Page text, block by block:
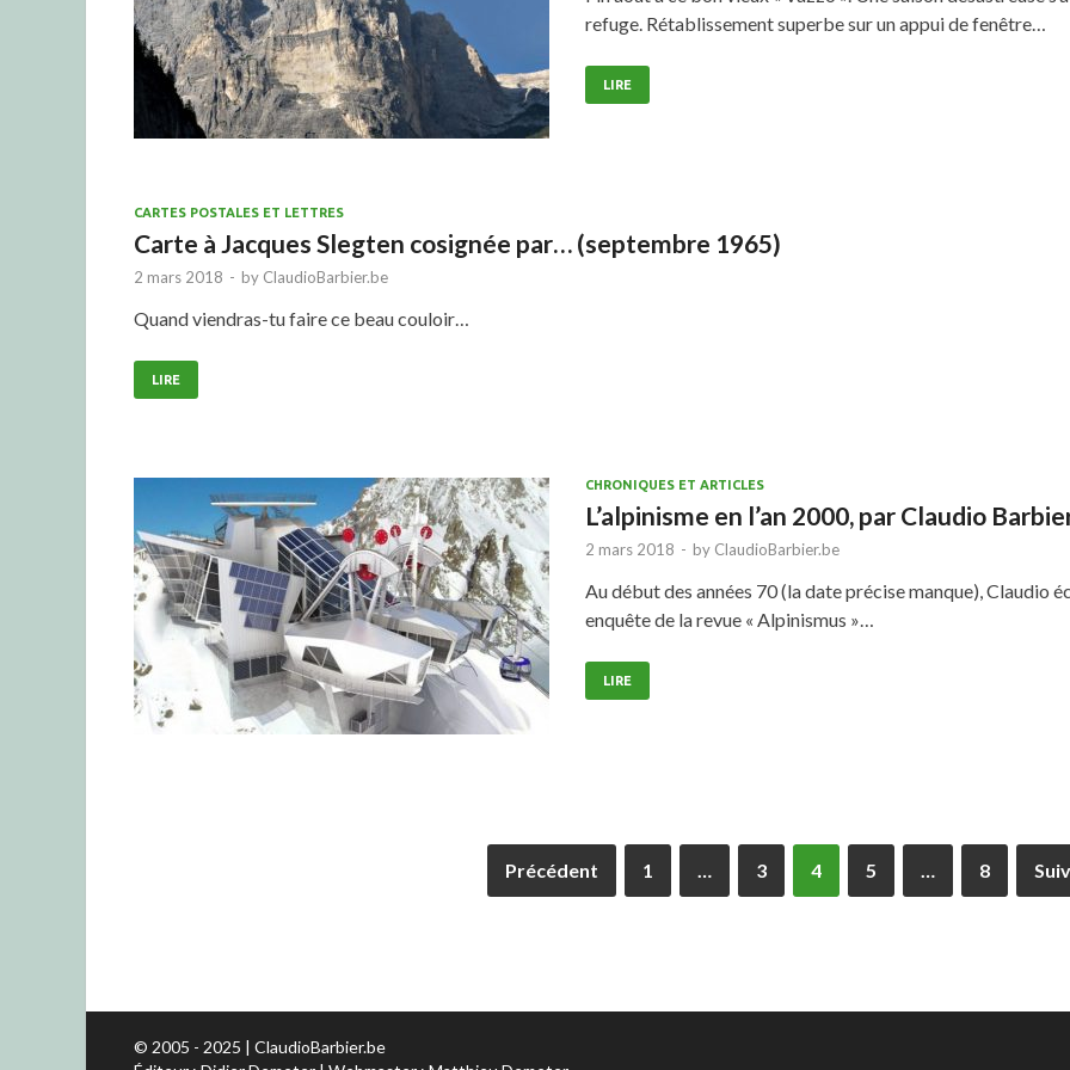
refuge. Rétablissement superbe sur un appui de fenêtre…
LIRE
CARTES POSTALES ET LETTRES
Carte à Jacques Slegten cosignée par… (septembre 1965)
2 mars 2018 - by ClaudioBarbier.be
Quand viendras-tu faire ce beau couloir…
LIRE
CHRONIQUES ET ARTICLES
L’alpinisme en l’an 2000, par Claudio
2 mars 2018 - by ClaudioBarbier.be
Au début des années 70 (la date précise manque), Claudio
enquête de la revue « Alpinismus »…
LIRE
Précédent 1 3 4 5 8
© 2005 - 2025 | ClaudioBarbier.be